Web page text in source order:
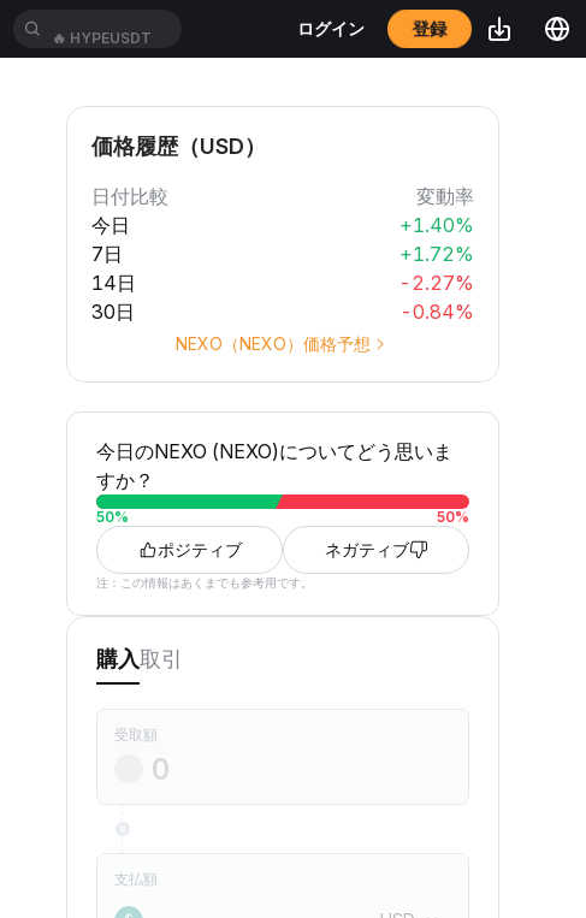
HYPEUSDT ログイン 登録
価格履歴（USD）
日付比較
変動率
今日
+1.40%
7日
+1.72%
14日
-2.27%
30日
-0.84%
NEXO（NEXO）価格予想
今日のNEXO (NEXO)についてどう思いま
すか？
50% 50%
ポジティブ ネガティブ
注：この情報はあくまでも参考用です。
購入取引
受取額
支払額